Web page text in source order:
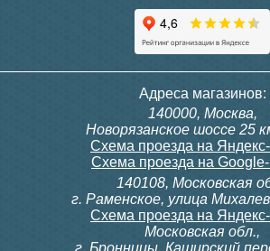
Адреса магазинов:
140000, Москва,
Новорязанское шоссе 25
Схема проезда на Яндекс-
Схема проезда на Google-
140108, Московская
г. Раменское, улица
Схема проезда на Яндекс-
Московская обл.,
г. Бронницы, Каширский